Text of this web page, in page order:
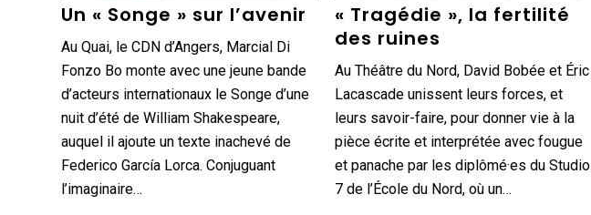
Un « Songe » sur l’avenir
Au Quai, le CDN d’Angers, Marcial Di
Fonzo Bo monte avec une jeune bande
d’acteurs internationaux le Songe d’une
nuit d’été de William Shakespeare,
auquel il ajoute un texte inachevé de
Federico García Lorca. Conjuguant
l’imaginaire…
« Tragédie », la fertilité
des ruines
Au Théâtre du Nord, David Bobée et Éric
Lacascade unissent leurs forces, et
leurs savoir-faire, pour donner vie à la
pièce écrite et interprétée avec fougue
et panache par les diplômé·es du Studio
7 de l’École du Nord, où un…